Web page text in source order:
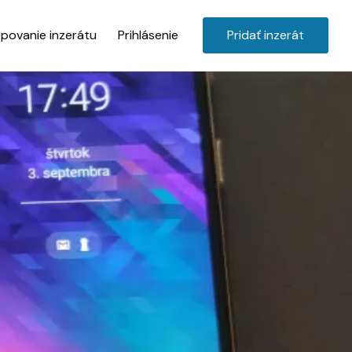
inzerátu Prihlásenie Pridať inzerát